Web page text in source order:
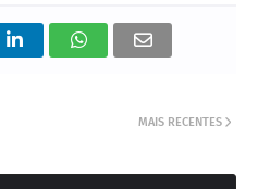
MAIS RECENTES